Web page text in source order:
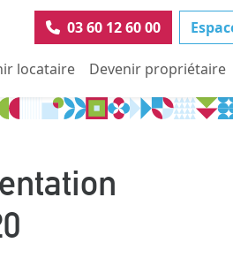
03 60 12 60 00
locataire Devenir propriétaire